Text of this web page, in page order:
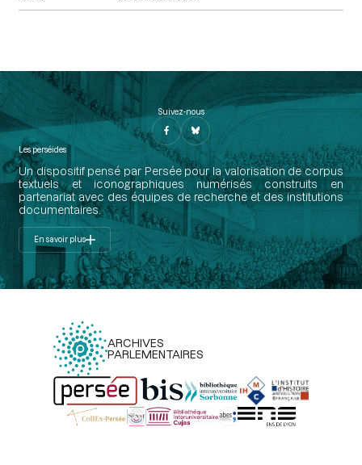
Suivez-nous
Les perséides
Un dispositif pensé par Persée pour la valorisation de corpus
textuels et iconographiques numérisés construits en
partenariat avec des équipes de recherche et des institutions
documentaires.
En savoir plus
ARCHIVES
PARLEMENTAIRES